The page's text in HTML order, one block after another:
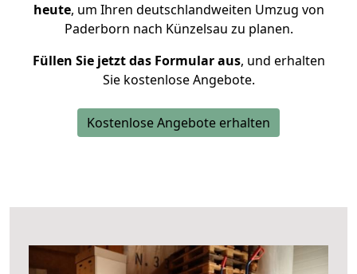
heute, um Ihren deutschlandweiten Umzug von
Paderborn nach Künzelsau zu planen.
Füllen Sie jetzt das Formular aus, und erhalten
Sie kostenlose Angebote.
Kostenlose Angebote erhalten